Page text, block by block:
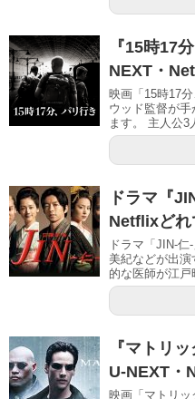
『15時17
NEXT・
映画「15時17
ウッド監督が
ます。 主人公3
ドラマ『
Netflixどれ
ドラマ「JIN-
美紀などが出
的な医師が江戸
『マトリ
U-NEXT・
映画「マトリ